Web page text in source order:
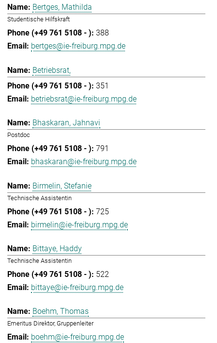
Bertges, Mathilda
Studentische Hilfskraft
388
bertges@ie-freiburg.mpg.de
Betriebsrat,
351
betriebsrat@ie-freiburg.mpg.de
Bhaskaran, Jahnavi
Postdoc
791
bhaskaran@ie-freiburg.mpg.de
Birmelin, Stefanie
Technische Assistentin
725
birmelin@ie-freiburg.mpg.de
Bittaye, Haddy
Technische Assistentin
522
bittaye@ie-freiburg.mpg.de
Boehm, Thomas
Emeritus Direktor, Gruppenleiter
boehm@ie-freiburg.mpg.de